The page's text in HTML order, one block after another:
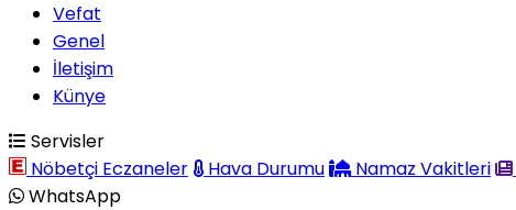
Vefat
Genel
İletişim
Künye
Servisler
Nöbetçi Eczaneler
Hava Durumu Namaz Vakitleri
WhatsApp